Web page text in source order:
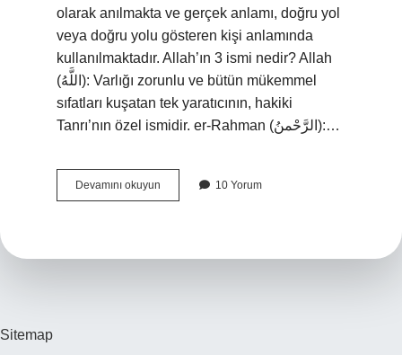
olarak anılmakta ve gerçek anlamı, doğru yol
veya doğru yolu gösteren kişi anlamında
kullanılmaktadır. Allah’ın 3 ismi nedir? Allah
(اللَّهُ): Varlığı zorunlu ve bütün mükemmel
sıfatları kuşatan tek yaratıcının, hakiki
Tanrı’nın özel ismidir. er-Rahman (الرَّحْمنُ):…
Devamını okuyun
Allah
10 Yorum
Sitemap